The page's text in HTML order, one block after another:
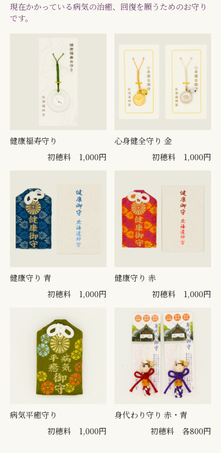
現在かかっている病気の治癒、回復を願うためのお守り
です。
健康福寿守り
初穂料 1,000円
心身健全守り 金
初穂料 1,000円
健康守り 青
初穂料 1,000円
健康守り 赤
初穂料 1,000円
病気平癒守り
初穂料 1,000円
身代わり守り 赤・青
初穂料 各800円